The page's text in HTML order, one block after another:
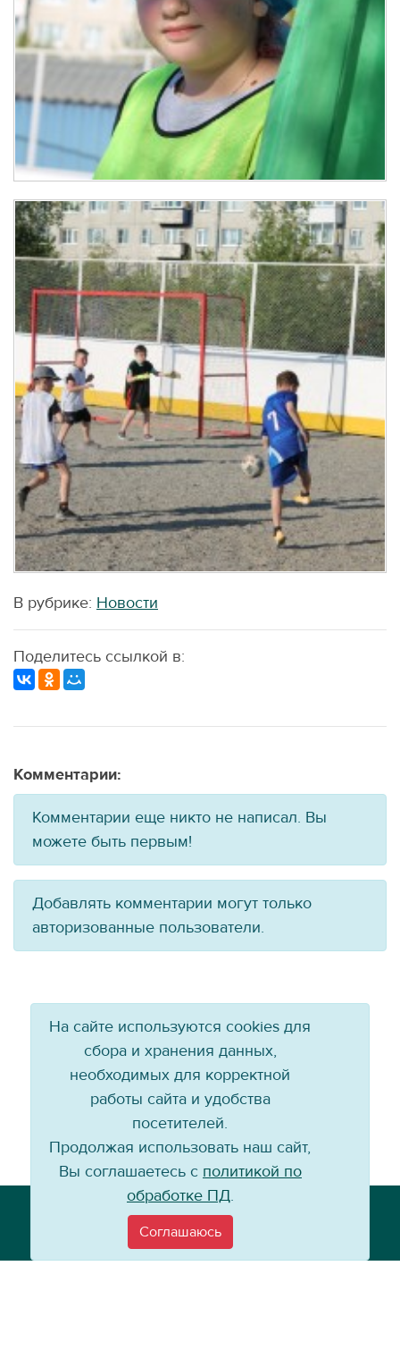
В рубрике: Новости
Поделитесь ссылкой в:
Комментарии:
Комментарии еще никто не написал. Вы
можете быть первым!
Добавлять комментарии могут только
авторизованные пользователи.
Email:info@baikal-energy.ru
На сайте используются cookies для
сбора и хранения данных,
необходимых для корректной
работы сайта и удобства
посетителей.
Продолжая использовать наш сайт,
Вы соглашаетесь с политикой по
обработке ПД.
Соглашаюсь